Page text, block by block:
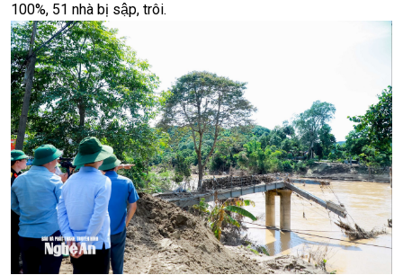
100%, 51 nhà bị sập, trôi.